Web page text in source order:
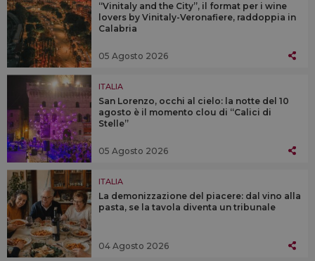
“Vinitaly and the City”, il format per i wine
lovers by Vinitaly-Veronafiere, raddoppia in
Calabria
05 Agosto 2026
ITALIA
San Lorenzo, occhi al cielo: la notte del 10
agosto è il momento clou di “Calici di
Stelle”
05 Agosto 2026
ITALIA
La demonizzazione del piacere: dal vino alla
pasta, se la tavola diventa un tribunale
04 Agosto 2026